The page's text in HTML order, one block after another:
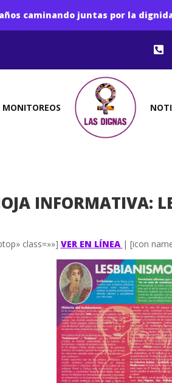
caminando juntas por la

MONITOREOS
INFORMATIVA:
class=»»] VER EN LÍNEA | [icon